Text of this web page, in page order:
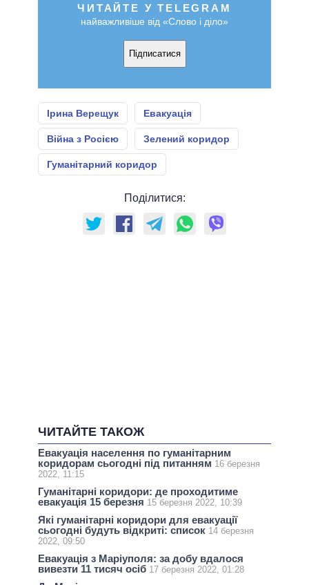
ЧИТАЙТЕ У TELEGRAM
найважливіше від «Слово і діло»
Підписатися
Ірина Верещук Евакуація
Війна з Росією Зелений коридор
Гуманітарний коридор
Поділитися:
ЧИТАЙТЕ ТАКОЖ
Евакуація населення по гуманітарним
коридорам сьогодні під питанням 16 березня
2022, 11:15
Гуманітарні коридори: де проходитиме
евакуація 15 березня 15 березня 2022, 10:39
Які гуманітарні коридори для евакуації
сьогодні будуть відкриті: список 14 березня
2022, 09:50
Евакуація з Маріуполя: за добу вдалося
вивезти 11 тисяч осіб 17 березня 2022, 01:28